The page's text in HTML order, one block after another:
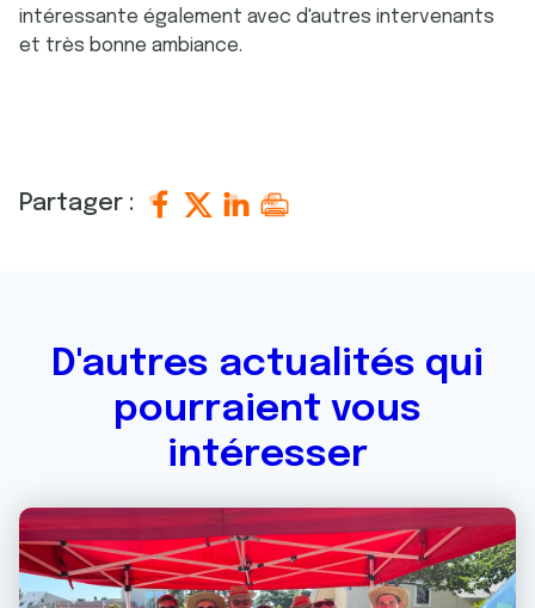
intéressante également avec d'autres intervenants
et très bonne ambiance.
Partager :
D'autres actualités qui
pourraient vous
intéresser